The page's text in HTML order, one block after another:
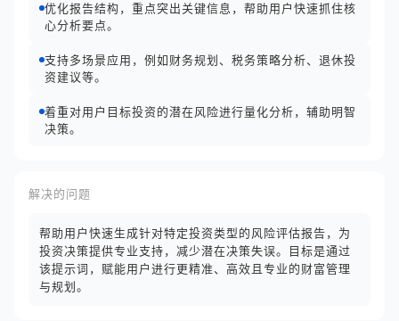
优化报告结构，重点突出关键信息，帮助用户快速抓住核
心分析要点。
支持多场景应用，例如财务规划、税务策略分析、退休投
资建议等。
着重对用户目标投资的潜在风险进行量化分析，辅助明智
决策。
解决的问题
帮助用户快速生成针对特定投资类型的风险评估报告，为
投资决策提供专业支持，减少潜在决策失误。目标是通过
该提示词，赋能用户进行更精准、高效且专业的财富管理
与规划。